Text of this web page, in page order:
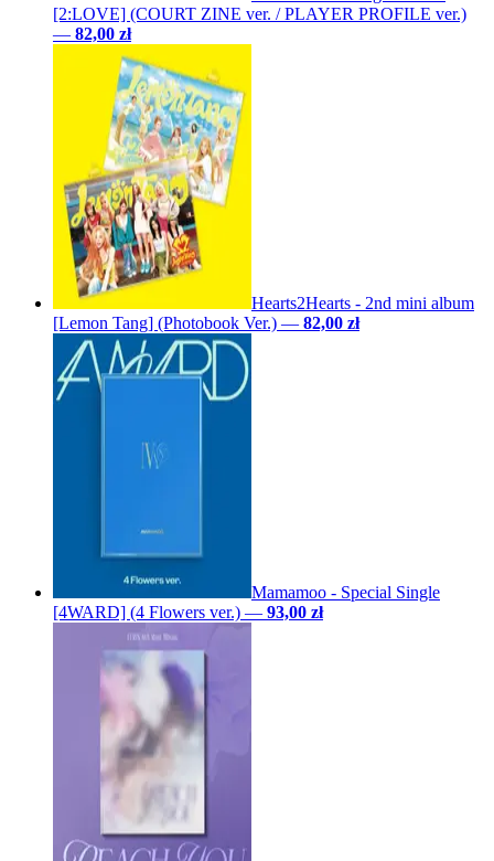
[2:LOVE] (COURT ZINE ver. / PLAYER PROFILE ver.)
— 82,00 zł
Hearts2Hearts - 2nd mini album
[Lemon Tang] (Photobook Ver.) — 82,00 zł
Mamamoo - Special Single
[4WARD] (4 Flowers ver.) — 93,00 zł